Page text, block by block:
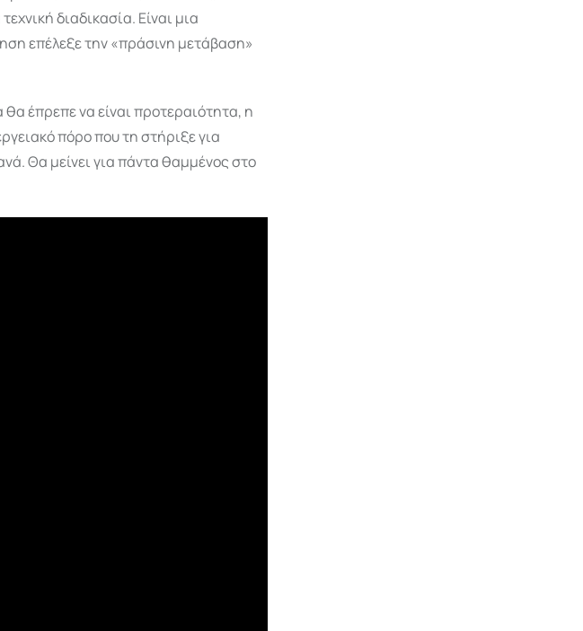
διαδικασία. Είναι μια
επέλεξε την «πράσινη μετάβαση»
έπρεπε να είναι προτεραιότητα, η
πόρο που τη στήριξε για
Θα μείνει για πάντα θαμμένος στο